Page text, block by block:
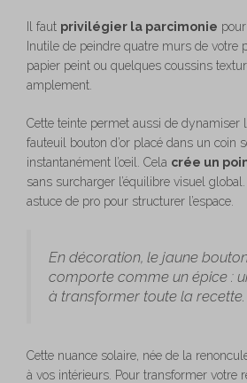
Il faut privilégier la parcimonie
Inutile de peindre quatre murs de votre
papier peint ou quelques coussins
amplement.
Cette teinte permet aussi de dynamiser
fauteuil bouton d’or placé dans un coin
instantanément l’œil. Cela crée un
sans surcharger l’équilibre visuel global.
astuce de pro pour structurer l’espace.
En décoration, le jaune bouton
comporte comme un épice :
à transformer toute la recette.
Cette nuance solaire, née de la
à vos intérieurs. Pour transformer votre